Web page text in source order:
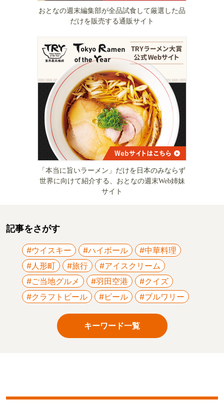
おとなの週末編集部が全品試食して厳選した品
だけを販売する通販サイト
「本当に旨いラーメン」だけを日本のみならず
世界に向けて紹介する、おとなの週末Web姉妹
サイト
記事をさがす
#ウイスキー #ハイボール
#中華料理
#人形町
#旅行
#アイスクリーム
#ご当地グルメ
#羽田空港
#クイズ
#クラフトビール
#ビール #ブルワリー
キーワード一覧